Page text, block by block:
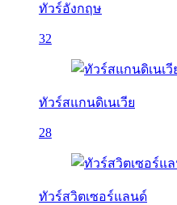
ทัวร์อังกฤษ
32
ทัวร์สแกนดิเนเวีย
28
ทัวร์สวิตเซอร์แลนด์